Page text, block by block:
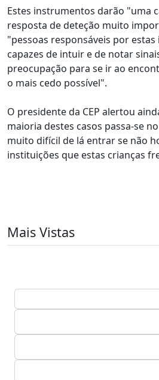
Estes instrumentos darão "uma
resposta de deteção muito
"pessoas responsáveis por
capazes de intuir e de notar
preocupação para se ir ao
o mais cedo possível".
O presidente da CEP alertou
maioria destes casos passa-se
muito difícil de lá entrar se não
instituições que estas crianças
Mais Vistas